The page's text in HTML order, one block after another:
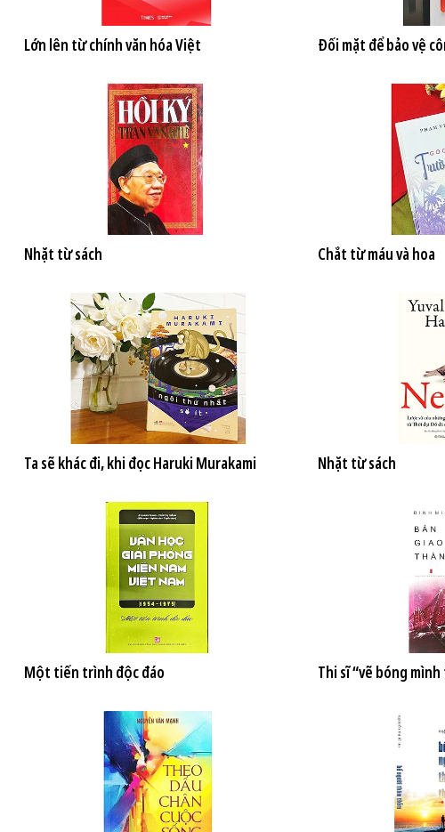
Lớn lên từ chính văn hóa Việt Đối mặt để bảo vệ
Nhặt từ sách Chắt từ máu và hoa
Ta sẽ khác đi, khi đọc Haruki Murakami Nhặt từ sách
Một tiến trình độc đáo Thi sĩ “vẽ bóng